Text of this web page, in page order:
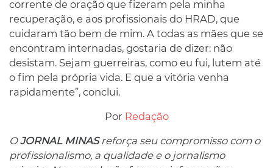
corrente de oração que fizeram pela minha
recuperação, e aos profissionais do HRAD, que
cuidaram tão bem de mim. A todas as mães que se
encontram internadas, gostaria de dizer: não
desistam. Sejam guerreiras, como eu fui, lutem até
o fim pela própria vida. E que a vitória venha
rapidamente”, conclui.
Por Redação
OJORNAL MINASreforça seu compromisso com o
profissionalismo, a qualidade e o jornalismo